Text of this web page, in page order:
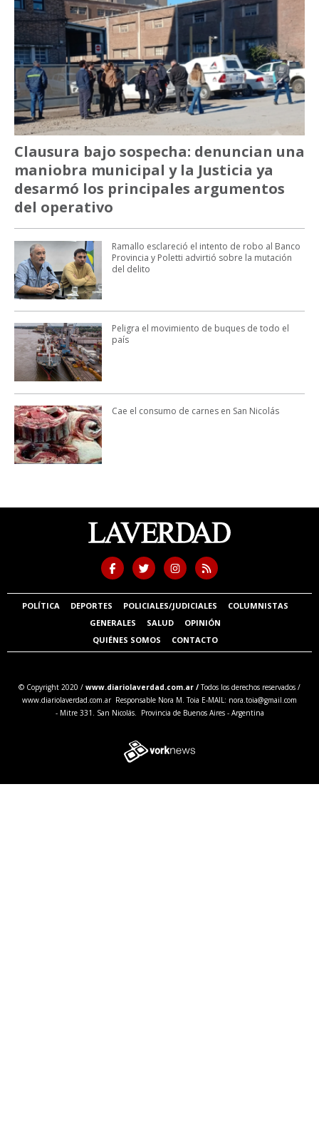
Clausura bajo sospecha: denuncian una
maniobra municipal y la Justicia ya
desarmó los principales argumentos
del operativo
Ramallo esclareció el intento de robo al Banco
Provincia y Poletti advirtió sobre la mutación
del delito
Peligra el movimiento de buques de todo el
país
Cae el consumo de carnes en San Nicolás
POLÍTICA DEPORTES POLICIALES/JUDICIALES
COLUMNISTAS
GENERALES
SALUD
OPINIÓN
QUIÉNES SOMOS
CONTACTO
© Copyright 2020 / www.diariolaverdad.com.ar /Todos los derechos reservados /
www.diariolaverdad.com.ar Responsable Nora M. Toia E-MAIL: nora.toia@gmail.com
- Mitre 331. San Nicolás. Provincia de Buenos Aires - Argentina